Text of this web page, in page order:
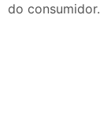
do consumidor.